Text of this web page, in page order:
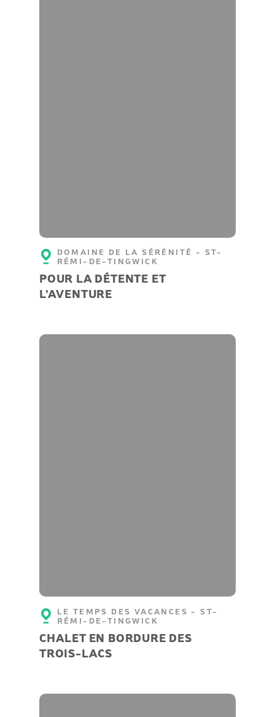
liste
carte
DOMAINE DE LA SÉRÉNITÉ - ST-
RÉMI-DE-TINGWICK
POUR LA DÉTENTE ET
L’AVENTURE
LE TEMPS DES VACANCES - ST-
RÉMI-DE-TINGWICK
CHALET EN BORDURE DES
TROIS-LACS